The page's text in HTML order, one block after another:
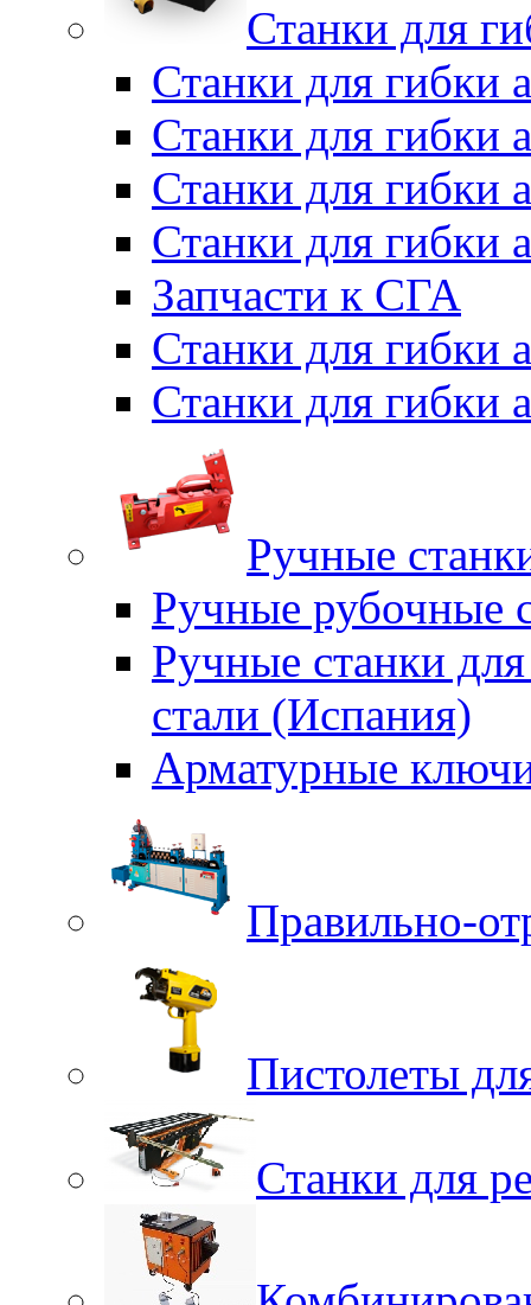
Станки для
Станки для гибки
Станки для гибки
Станки для гибки
Станки для гибки
Запчасти к СГА
Станки для гибки
Станки для гибки
Ручные
Ручные рубочные
Ручные станки
стали (Испания)
Арматурные
Правильно-
Пистолеты
Станки для